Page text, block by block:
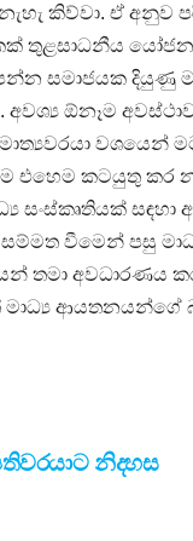
කිව්වා. ඒ අනුව
තුළසාධනීය
සමාජයක දියුණු
ඕනෑම
වශයෙන්
එහෙම කටයුතු කර
සංස්කෘතියක් සඳහා
වීමෙන් පසු
අවධාරණය
ආයතනයන්ගේ
නිදහස